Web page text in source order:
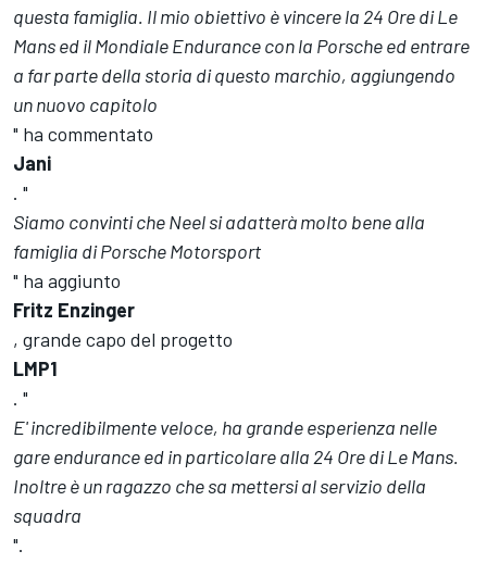
questa famiglia. Il mio obiettivo è vincere la 24 Ore di Le
Mans ed il Mondiale Endurance con la Porsche ed entrare
a far parte della storia di questo marchio, aggiungendo
un nuovo capitolo
" ha commentato
Jani
. "
Siamo convinti che Neel si adatterà molto bene alla
famiglia di Porsche Motorsport
" ha aggiunto
Fritz Enzinger
, grande capo del progetto
LMP1
. "
E' incredibilmente veloce, ha grande esperienza nelle
gare endurance ed in particolare alla 24 Ore di Le Mans.
Inoltre è un ragazzo che sa mettersi al servizio della
squadra
".